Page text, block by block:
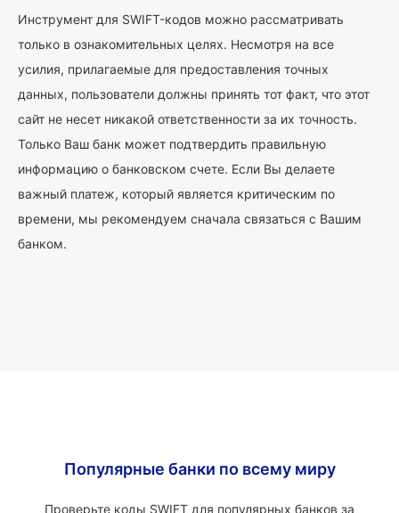
Инструмент для SWIFT-кодов можно рассматривать
только в ознакомительных целях. Несмотря на все
усилия, прилагаемые для предоставления точных
данных, пользователи должны принять тот факт, что этот
сайт не несет никакой ответственности за их точность.
Только Ваш банк может подтвердить правильную
информацию о банковском счете. Если Вы делаете
важный платеж, который является критическим по
времени, мы рекомендуем сначала связаться с Вашим
банком.
Популярные банки по всему миру
Проверьте коды SWIFT для популярных банков за